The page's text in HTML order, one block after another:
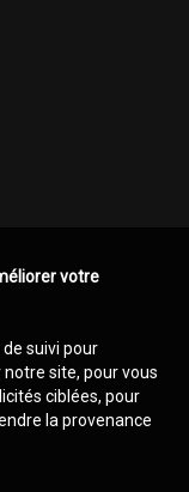
votre
suivi pour
site, pour vous
ciblées, pour
la provenance